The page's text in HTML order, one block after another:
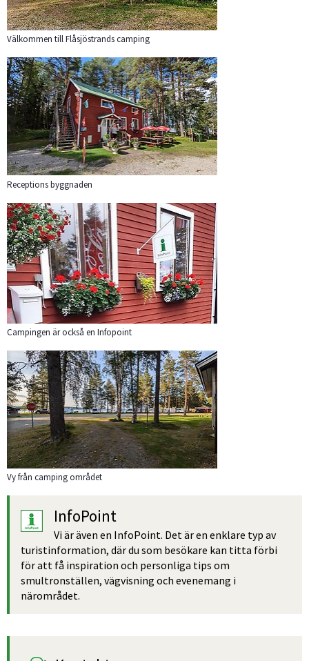
Välkommen till Flåsjöstrands camping
Förstora bilden
Receptions byggnaden
Förstora bilden
Campingen är också en Infopoint
Förstora bilden
Vy från camping området
InfoPoint
Vi är även en InfoPoint. Det är en enklare typ av
turistinformation, där du som besökare kan titta förbi
för att få inspiration och personliga tips om
smultronställen, vägvisning och evenemang i
närområdet.